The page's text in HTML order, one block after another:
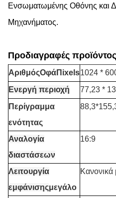
Ενσωματωμένης Οθόνης και
Μηχανήματος.
Προδιαγραφές προϊόντος
ΑριθμόςΟφάΠ ixels1024 *
Ενεργή περιοχή
77,23 *
Περίγραμμα
ενότητας
Αναλογία
διαστάσεων
16:9
Λειτουργία
εμφάνισηςμεγάλο